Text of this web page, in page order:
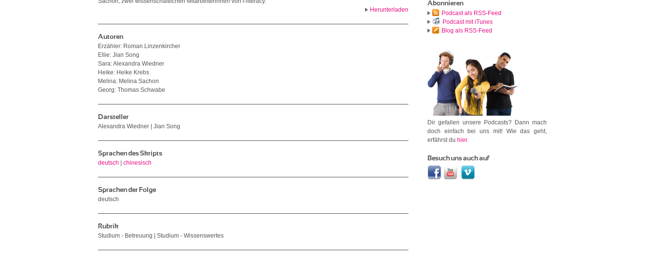
Herunterladen
Autoren
Erzähler: Roman Linzenkircher
Ellie: Jian Song
Sara: Alexandra Wiedner
Heike: Heike Krebs
Melina: Melina Sachon
Georg: Thomas Schwabe
Darsteller
Alexandra Wiedner | Jian Song
Sprachen des Skripts
deutsch chinesisch
Sprachen der Folge
deutsch
Rubrik
Studium - Betreuung | Studium - Wissenswertes
Abonnieren
Podcast als RSS-Feed
Podcast mit iTunes
Blog als RSS-Feed
Dir gefallen unsere Podcasts? Dann mach
doch einfach bei uns mit! Wie das geht,
erfährst du hier.
Besuch uns auch auf